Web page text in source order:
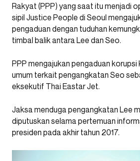
Rakyat (PPP) yang saat itu menjadi
sipil Justice People di Seoul
pengaduan dengan tuduhan
timbal balik antara Lee dan Seo.
PPP mengajukan pengaduan
umum terkait pengangkatan Seo
eksekutif Thai Eastar Jet.
Jaksa menduga pengangkatan Lee
diputuskan selama pertemuan
presiden pada akhir tahun 2017.